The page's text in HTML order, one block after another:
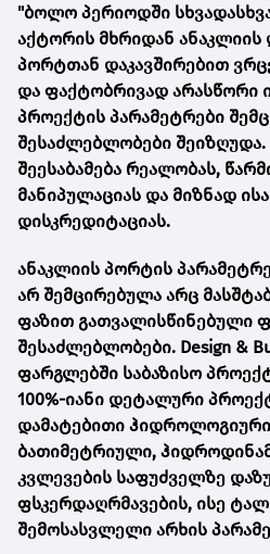
"ბოლო პერიოდში
აქტორის მხრიდან
პორტთან დაკავშირებით
და ფაქტობრივად არასწორი
პროექტის პარამეტრები
შესაძლებლობები
შეესაბამება რეალობას,
მანიპულაციას და მიზნად
დისკრედიტაციას.
ანაკლიის პორტის
არ შემცირებულა არც
ფაზით გათვალისწინებული
შესაძლებლობები. Design &
ფარგლებში საბაზისო
100%-იანი დეტალური
დამატებითი
ბათიმეტრიული,
კვლევების საფუძველზე
ფსკერდაღრმავების, ისე
შემოსასვლელი არხის